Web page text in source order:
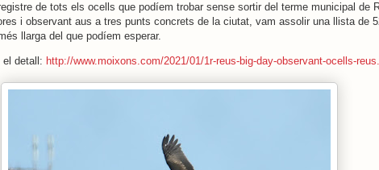
de tots els ocells que podíem trobar sense sortir del terme municipal de
i observant aus a tres punts concrets de la ciutat, vam assolir una llista de
llarga del que podíem esperar.
el detall: http://www.moixons.com/2021/01/1r-reus-big-day-observant-ocells-